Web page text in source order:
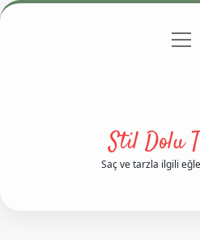
Gizlilik
Stil Dolu
Saç ve tarzla ilgili